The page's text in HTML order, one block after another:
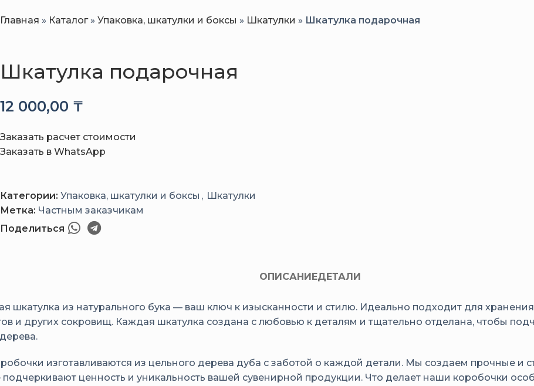
Главная » Каталог» Упаковка, шкатулки и боксы » Шкатулки » Шкатулка подарочная
Шкатулка подарочная
12 000,00 ₸
Заказать расчет стоимости
Заказать в WhatsApp
Категории: Упаковка, шкатулки и боксы , Шкатулки
Метка: Частным заказчикам
Поделиться
ОПИСАНИЕДЕТАЛИ
шкатулка из натурального бука — ваш ключ к изысканности и стилю. Идеально подходит для
и других сокровищ. Каждая шкатулка создана с любовью к деталям и тщательно отделана, чтобы
изготавливаются из цельного дерева дуба с заботой о каждой детали. Мы создаем прочные и
подчеркивают ценность и уникальность вашей сувенирной продукции. Что делает наши коробочки